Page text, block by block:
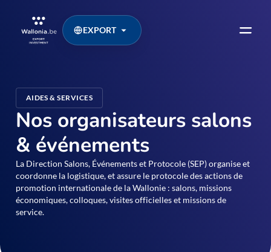
EXPORT
AIDES & SERVICES
Nos organisateurs salons
& événements
La Direction Salons, Événements et Protocole (SEP) organise et
coordonne la logistique, et assure le protocole des actions de
promotion internationale de la Wallonie : salons, missions
économiques, colloques, visites officielles et missions de
service.